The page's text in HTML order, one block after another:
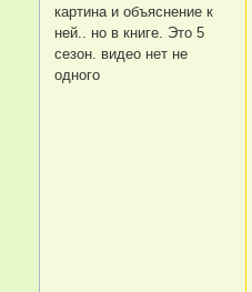
картина и объяснение к
ней.. но в книге. Это 5
сезон. видео нет не
одного